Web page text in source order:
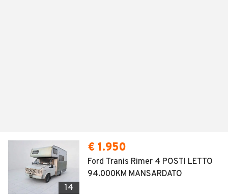
14
€ 1.950
Ford Tranis Rimer 4 POSTI LETTO
94.000KM MANSARDATO